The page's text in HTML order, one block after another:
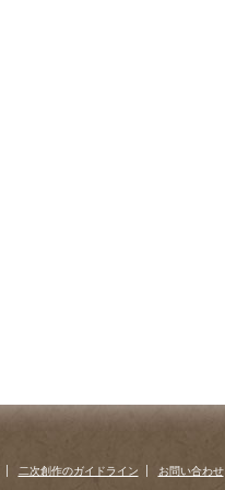
二次創作のガイドライン お問い合わせ